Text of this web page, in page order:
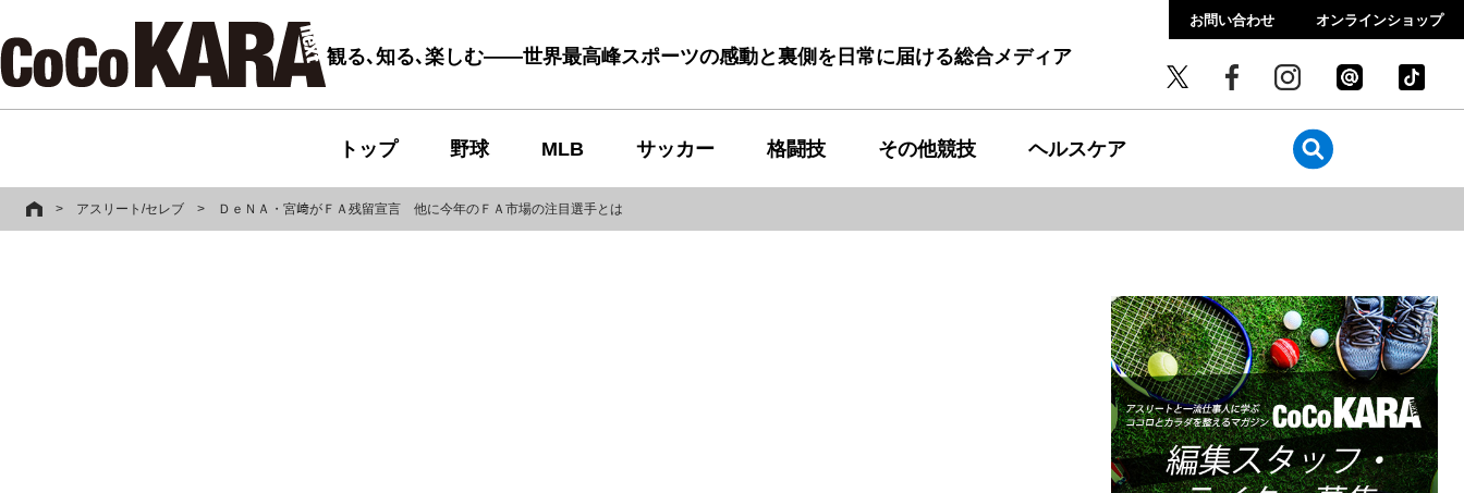
観る､知る､楽しむ――世界最高峰スポーツの感動と裏側を日常に届ける総合メディア
お問い合わせ オンラインショップ
トップ 野球 MLB サッカー 格闘技 その他競技 ヘルスケア
> アスリート/セレブ > ＤｅＮＡ・宮﨑がＦＡ残留宣言 他に今年のＦＡ市場の注目選手とは